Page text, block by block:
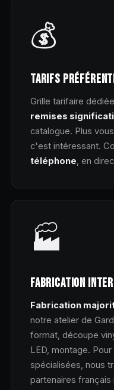
💰
TARIFS
Grille tarifaire
remises
catalogue. Plus
c'est intéressant.
téléphone, en
🏭
FABRICATION
Fabrication
notre atelier de
format, découpe
LED, montage.
spécialisées, nous
partenaires